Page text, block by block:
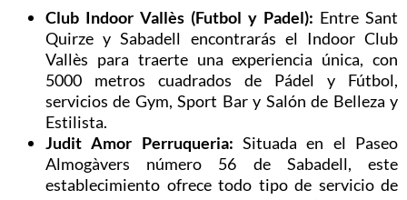
Club Indoor Vallès (Futbol y Padel): Entre Sant
Quirze y Sabadell encontrarás el Indoor Club
Vallès para traerte una experiencia única, con
5000 metros cuadrados de Pádel y Fútbol,
servicios de Gym, Sport Bar y Salón de Belleza y
Estilista.
Judit Amor Perruqueria: Situada en el Paseo
Almogàvers número 56 de Sabadell, este
establecimiento ofrece todo tipo de servicio de